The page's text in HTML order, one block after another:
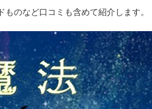
のなど口コミも含めて紹介します。